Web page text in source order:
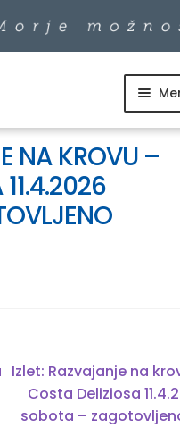
ODHODI
IZLETI
NA KROVU –
Next
post:
Izlet: Razvajanje na
Costa Deliziosa
sobota –